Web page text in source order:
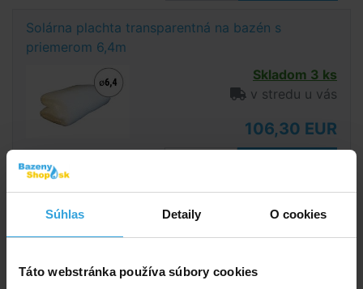
Súhlas Detaily O cookies
Táto webstránka používa súbory cookies
Solárna plachta transparentná na bazén s
priemerom 6,4m
Skladom 3 ks
v stredu u vás
106,30 EUR
Podrobný popis